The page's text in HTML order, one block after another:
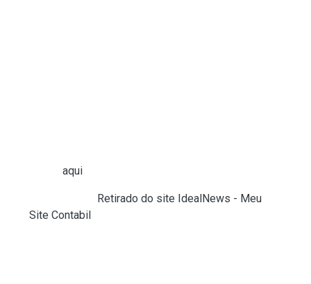
Cliqueaqui
Retirado do site IdealNews - Meu
Site Contabil